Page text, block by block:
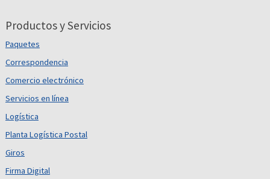
Productos y Servicios
Paquetes
Correspondencia
Comercio electrónico
Servicios en línea
Logística
Planta Logística Postal
Giros
Firma Digital